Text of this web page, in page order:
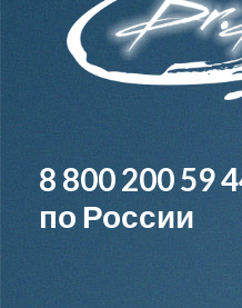
8 800 200 59
по России